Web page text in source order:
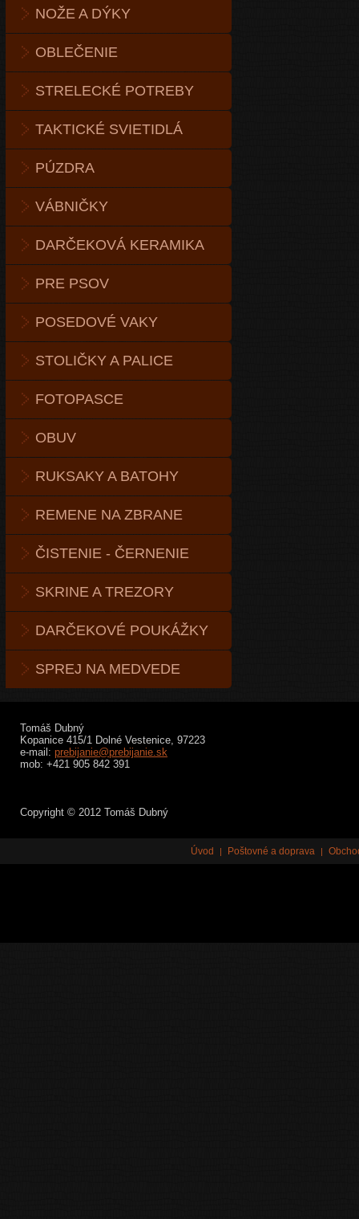
NOŽE A DÝKY
OBLEČENIE
STRELECKÉ POTREBY
TAKTICKÉ SVIETIDLÁ
PÚZDRA
VÁBNIČKY
DARČEKOVÁ KERAMIKA
PRE PSOV
POSEDOVÉ VAKY
STOLIČKY A PALICE
FOTOPASCE
OBUV
RUKSAKY A BATOHY
REMENE NA ZBRANE
ČISTENIE - ČERNENIE
SKRINE A TREZORY
DARČEKOVÉ POUKÁŽKY
SPREJ NA MEDVEDE
Tomáš Dubný
Kopanice 415/1 Dolné Vestenice, 97223
e-mail: prebijanie@prebijanie.sk
mob: +421 905 842 391
Copyright © 2012 Tomáš Dubný
Úvod | Poštovné a doprava |